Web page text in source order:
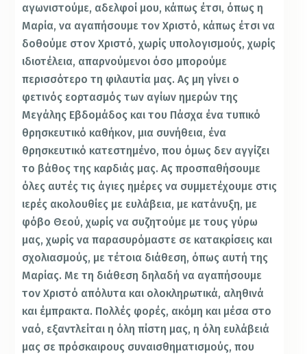
αγωνιστούμε, αδελφοί μου, κάπως έτσι, όπως η
Μαρία, να αγαπήσουμε τον Χριστό, κάπως έτσι να
δοθούμε στον Χριστό, χωρίς υπολογισμούς, χωρίς
ιδιοτέλεια, απαρνούμενοι όσο μπορούμε
περισσότερο τη φιλαυτία μας. Ας μη γίνει ο
φετινός εορτασμός των αγίων ημερών της
Μεγάλης Εβδομάδος και του Πάσχα ένα τυπικό
θρησκευτικό καθήκον, μια συνήθεια, ένα
θρησκευτικό κατεστημένο, που όμως δεν αγγίζει
το βάθος της καρδιάς μας. Ας προσπαθήσουμε
όλες αυτές τις άγιες ημέρες να συμμετέχουμε στις
ιερές ακολουθίες με ευλάβεια, με κατάνυξη, με
φόβο Θεού, χωρίς να συζητούμε με τους γύρω
μας, χωρίς να παρασυρόμαστε σε κατακρίσεις και
σχολιασμούς, με τέτοια διάθεση, όπως αυτή της
Μαρίας. Με τη διάθεση δηλαδή να αγαπήσουμε
τον Χριστό απόλυτα και ολοκληρωτικά, αληθινά
και έμπρακτα. Πολλές φορές, ακόμη και μέσα στο
ναό, εξαντλείται η όλη πίστη μας, η όλη ευλάβειά
μας σε πρόσκαιρους συναισθηματισμούς, που